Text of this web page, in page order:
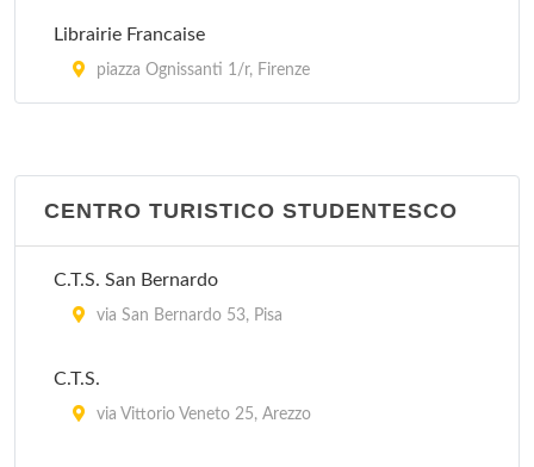
APT
piazza Sant'Andrea 6, Cecina
viale Giosué Carducci 10, Viareggio
APT
lungomare Amerigo Vespucci 24, Marina di Massa
Librairie Francaise
piazza Ognissanti 1/r, Firenze
CENTRO TURISTICO STUDENTESCO
C.T.S. San Bernardo
via San Bernardo 53, Pisa
C.T.S.
via Vittorio Veneto 25, Arezzo